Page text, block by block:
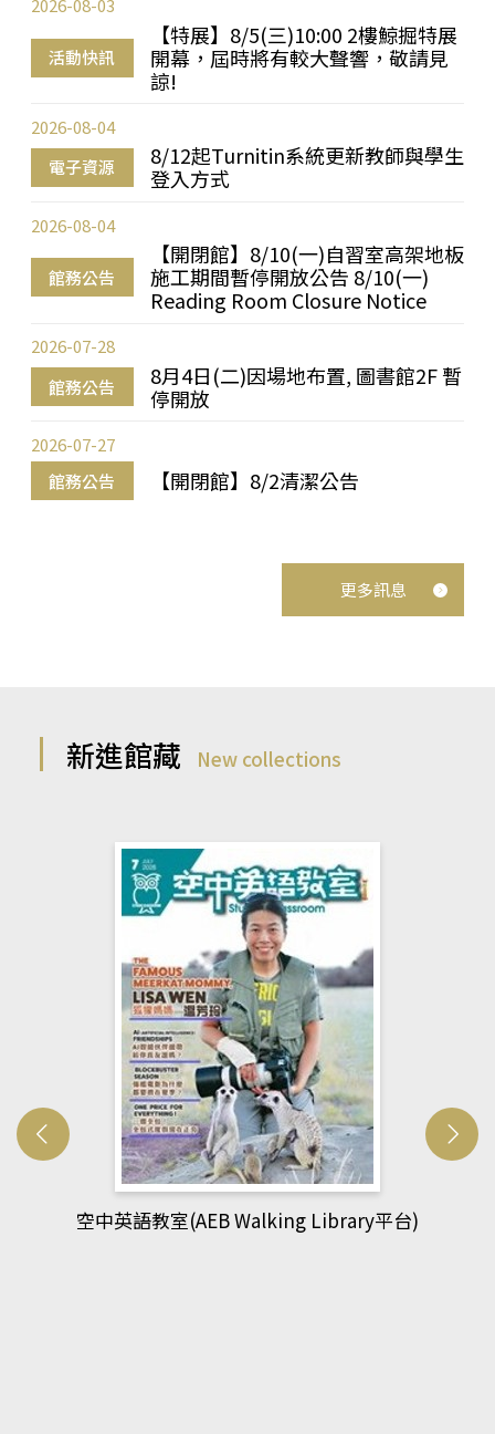
活動快訊
【特展】8/5(三)10:00 2樓鯨掘特展
開幕，屆時將有較大聲響，敬請見
諒!
2026-08-03
電子資源
8/12起Turnitin系統更新教師與學生
登入方式
2026-08-04
館務公告
【開閉館】8/10(一)自習室高架地板
施工期間暫停開放公告 8/10(一)
Reading Room Closure Notice
2026-08-04
館務公告
8月4日(二)因場地布置, 圖書館2F 暫
停開放
2026-07-28
館務公告 【開閉館】8/2清潔公告
2026-07-27
更多訊息
新進館藏 New collections
網管人(kono平台)